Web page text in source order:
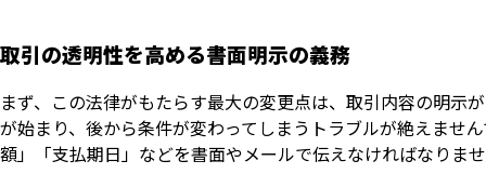
取引の透明性を高める書面明示の義務
まず、この法律がもたらす最大の変更点は、取引内容の明示
が始まり、後から条件が変わってしまうトラブルが絶えませ
額」「支払期日」などを書面やメールで伝えなければなりま